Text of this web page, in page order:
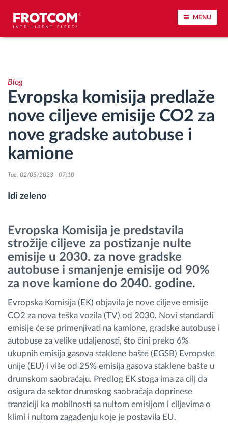
MENU
Analiza ponašanja u vožnji
Praćenje vremena vožnje
Upravljanje radnom snagom
Kontrola pristupa
Upravljanje gorivom
Planiranje i nadgledanje rute
Automatska identifikacija vozača
Otkrijte sve funkcije
Kako rešavamo sve aktivnosti voznog parka
Kalkulator uštede
Blog
Evropska komisija predlaže
nove ciljeve emisije CO2 za
nove gradske autobuse i
kamione
Tue, 02/05/2023 - 07:10
Idi zeleno
Evropska Komisija je predstavila
strožije ciljeve za postizanje nulte
emisije u 2030. za nove gradske
autobuse i smanjenje emisije od 90%
za nove kamione do 2040. godine.
Evropska Komisija (EK) objavila je nove ciljeve emisije
CO2 za nova teška vozila (TV) od 2030. Novi standardi
emisije će se primenjivati na kamione, gradske autobuse i
autobuse za velike udaljenosti, što čini preko 6%
ukupnih emisija gasova staklene bašte (EGSB) Evropske
unije (EU) i više od 25% emisija gasova staklene bašte u
drumskom saobraćaju. Predlog EK stoga ima za cilj da
osigura da sektor drumskog saobraćaja doprinese
tranziciji ka mobilnosti sa nultom emisijom i ciljevima o
klimi i nultom zagađenju koje je postavila EU.